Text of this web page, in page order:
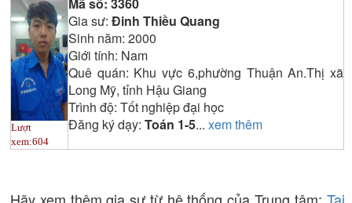
Lượt
xem:604
Gia sư: Đinh Thiều Quang
Sinh năm: 2000
Giới tính: Nam
Quê quán: Khu vực 6,phường Thuận An.Thị xã
Long Mỹ, tỉnh Hậu Giang
Trình độ: Tốt nghiệp đại học
Đăng ký dạy: Toán 1-5... xem thêm
Hãy xem thêm gia sư từ hệ thống của Trung tâm: Tại